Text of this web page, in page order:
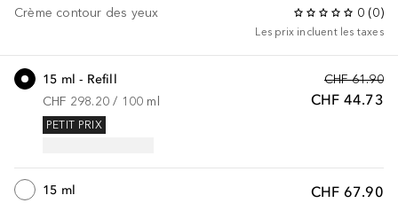
Crème contour des yeux 0 (0)
Les prix incluent les taxes
CHF 61.90
CHF 44.73
15 ml - Refill
CHF 298.20 / 100 ml
PETIT PRIX
CHF 67.90
15 ml